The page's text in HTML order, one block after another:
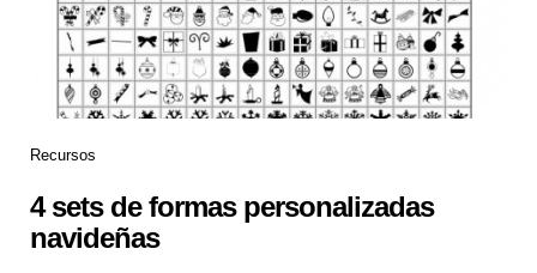
Recursos
4 sets de formas personalizadas
navideñas